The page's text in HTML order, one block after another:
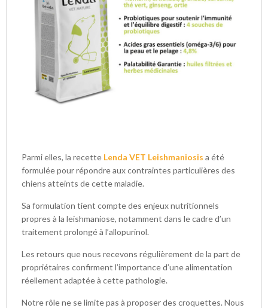
Parmi elles, la recette Lenda VET Leishmaniosis a été
formulée pour répondre aux contraintes particulières des
chiens atteints de cette maladie.
Sa formulation tient compte des enjeux nutritionnels
propres à la leishmaniose, notamment dans le cadre d’un
traitement prolongé à l’allopurinol.
Les retours que nous recevons régulièrement de la part de
propriétaires confirment l’importance d’une alimentation
réellement adaptée à cette pathologie.
Notre rôle ne se limite pas à proposer des croquettes. Nous